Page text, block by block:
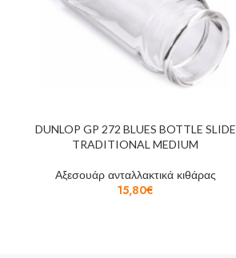
DUNLOP GP 272 BLUES BOTTLE SLIDE
TRADITIONAL MEDIUM
Αξεσουάρ ανταλλακτικά κιθάρας
15,80€